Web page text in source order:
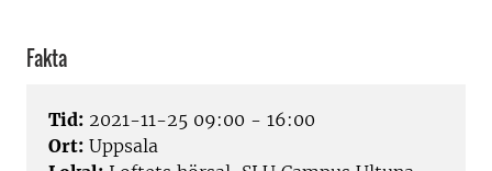
Fakta
Tid: 2021-11-25 09:00 - 16:00
Ort: Uppsala